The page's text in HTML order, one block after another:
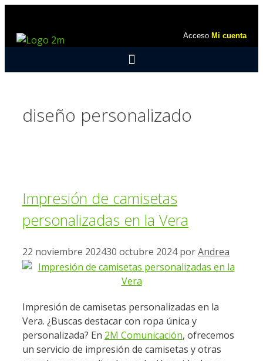
Acceso Mi cuenta
diseño personalizado
Impresión de camisetas
personalizadas en la Vera
22 noviembre 202430 octubre 2024 porAndrea
Impresión de camisetas personalizadas en la
Vera. ¿Buscas destacar con ropa única y
personalizada? En 2M Comunicación, ofrecemos
un servicio de impresión de camisetas y otras